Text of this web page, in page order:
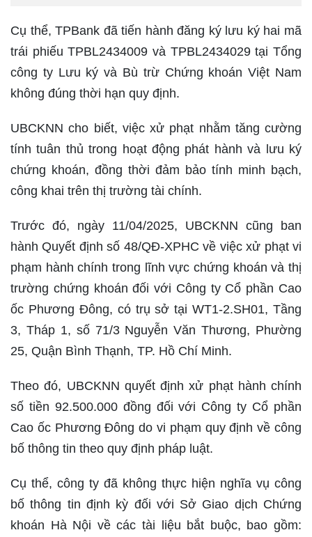
Cụ thể, TPBank đã tiến hành đăng ký lưu ký hai mã
trái phiếu TPBL2434009 và TPBL2434029 tại Tổng
công ty Lưu ký và Bù trừ Chứng khoán Việt Nam
không đúng thời hạn quy định.
UBCKNN cho biết, việc xử phạt nhằm tăng cường
tính tuân thủ trong hoạt động phát hành và lưu ký
chứng khoán, đồng thời đảm bảo tính minh bạch,
công khai trên thị trường tài chính.
Trước đó, ngày 11/04/2025, UBCKNN cũng ban
hành Quyết định số 48/QĐ-XPHC về việc xử phạt vi
phạm hành chính trong lĩnh vực chứng khoán và thị
trường chứng khoán đối với Công ty Cổ phần Cao
ốc Phương Đông, có trụ sở tại WT1-2.SH01, Tầng
3, Tháp 1, số 71/3 Nguyễn Văn Thương, Phường
25, Quận Bình Thạnh, TP. Hồ Chí Minh.
Theo đó, UBCKNN quyết định xử phạt hành chính
số tiền 92.500.000 đồng đối với Công ty Cổ phần
Cao ốc Phương Đông do vi phạm quy định về công
bố thông tin theo quy định pháp luật.
Cụ thể, công ty đã không thực hiện nghĩa vụ công
bố thông tin định kỳ đối với Sở Giao dịch Chứng
khoán Hà Nội về các tài liệu bắt buộc, bao gồm: